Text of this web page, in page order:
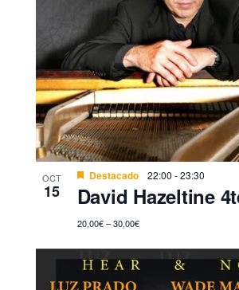
OCT
15
Destacado 22:00 -23:30
David Hazeltine
20,00€ – 30,00€